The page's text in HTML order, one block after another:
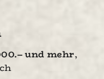
und mehr,